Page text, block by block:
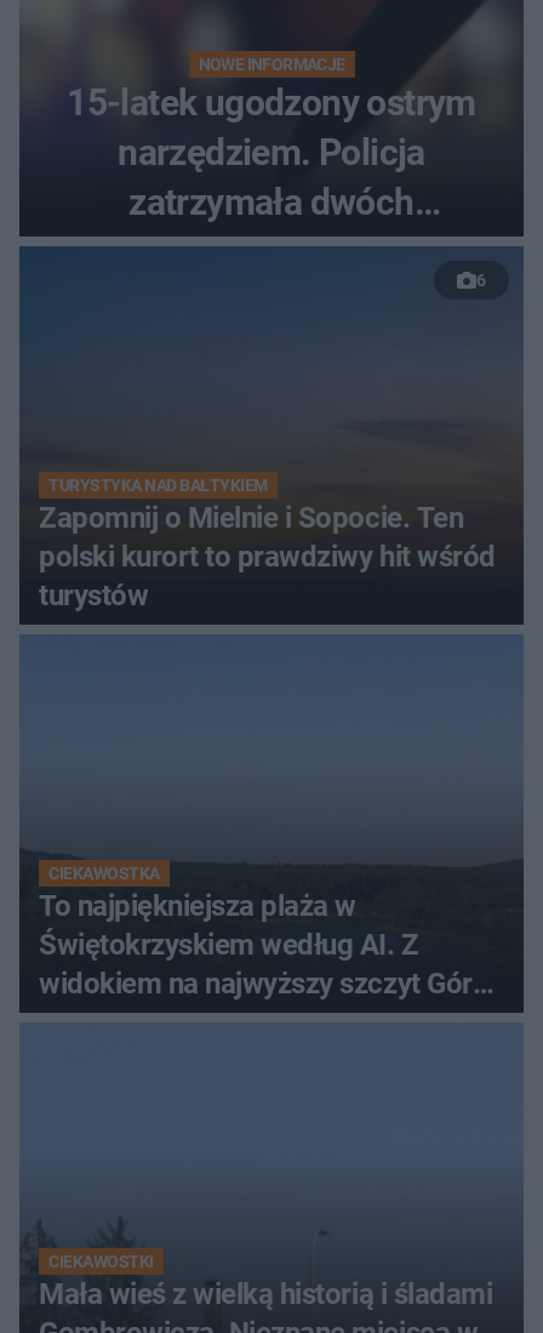
NOWE INFORMACJE
15-latek ugodzony ostrym
narzędziem. Policja
zatrzymała dwóch
nastolatków
6
TURYSTYKA NAD BAŁTYKIEM
Zapomnij o Mielnie i Sopocie. Ten
polski kurort to prawdziwy hit wśród
turystów
CIEKAWOSTKA
To najpiękniejsza plaża w
Świętokrzyskiem według AI. Z
widokiem na najwyższy szczyt Gór
Świętokrzyskich
CIEKAWOSTKI
Mała wieś z wielką historią i śladami